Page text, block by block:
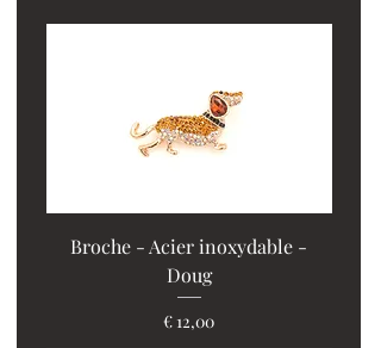
Broche - Acier inoxydable -
Doug
Prijs
€ 12,00